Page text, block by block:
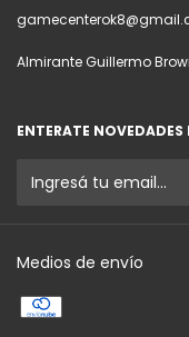
Almirante Guillermo
ENTERATE
Medios de envío